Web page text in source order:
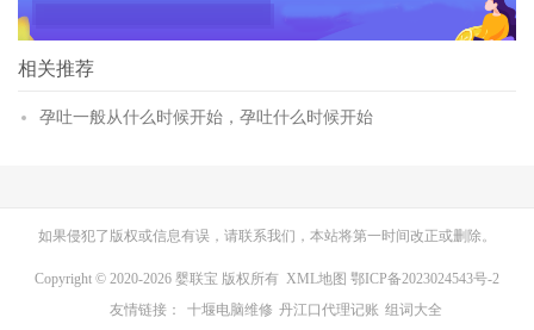
相关推荐
孕吐一般从什么时候开始，孕吐什么时候开始
如果侵犯了版权或信息有误，请联系我们，本站将第一时间改正或删除。
Copyright © 2020-2026 婴联宝 版权所有 XML地图 鄂ICP备2023024543号-2
友情链接：
十堰电脑维修 丹江口代理记账 组词大全